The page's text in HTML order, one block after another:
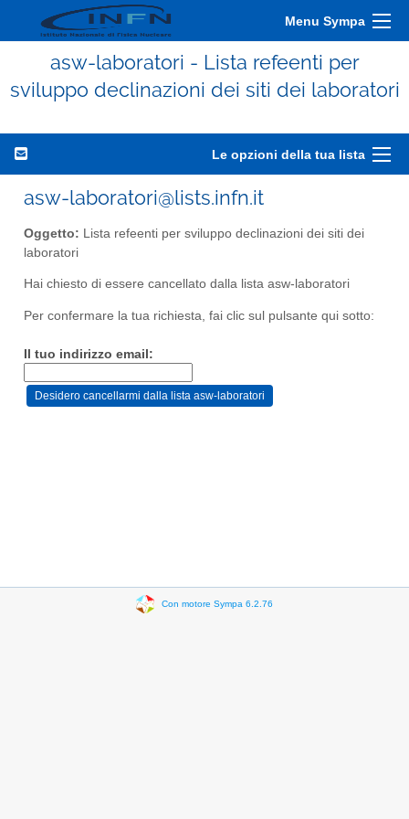
Menu Sympa
asw-laboratori - Lista refeenti per
sviluppo declinazioni dei siti dei laboratori
Le opzioni della tua lista
asw-laboratori@lists.infn.it
Oggetto: Lista refeenti per sviluppo declinazioni dei siti dei
laboratori
Hai chiesto di essere cancellato dalla lista asw-laboratori
Per confermare la tua richiesta, fai clic sul pulsante qui sotto:
Il tuo indirizzo email:
Con motore Sympa 6.2.76